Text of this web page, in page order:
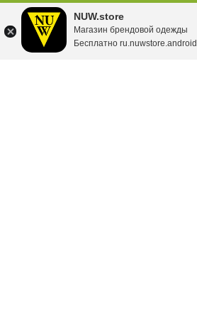
NUW.store
Магазин брендовой одежды
Бесплатно ru.nuwstore.android